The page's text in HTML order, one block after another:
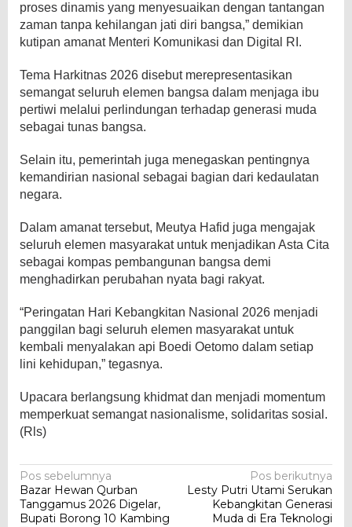
proses dinamis yang menyesuaikan dengan tantangan
zaman tanpa kehilangan jati diri bangsa,” demikian
kutipan amanat Menteri Komunikasi dan Digital RI.
Tema Harkitnas 2026 disebut merepresentasikan
semangat seluruh elemen bangsa dalam menjaga ibu
pertiwi melalui perlindungan terhadap generasi muda
sebagai tunas bangsa.
Selain itu, pemerintah juga menegaskan pentingnya
kemandirian nasional sebagai bagian dari kedaulatan
negara.
Dalam amanat tersebut, Meutya Hafid juga mengajak
seluruh elemen masyarakat untuk menjadikan Asta Cita
sebagai kompas pembangunan bangsa demi
menghadirkan perubahan nyata bagi rakyat.
“Peringatan Hari Kebangkitan Nasional 2026 menjadi
panggilan bagi seluruh elemen masyarakat untuk
kembali menyalakan api Boedi Oetomo dalam setiap
lini kehidupan,” tegasnya.
Upacara berlangsung khidmat dan menjadi momentum
memperkuat semangat nasionalisme, solidaritas sosial.
(Rls)
Navigasi
pos
Pos sebelumnya
Bazar Hewan Qurban
Tanggamus 2026 Digelar,
Bupati Borong 10 Kambing
Pos berikutnya
Lesty Putri Utami Serukan
Kebangkitan Generasi
Muda di Era Teknologi